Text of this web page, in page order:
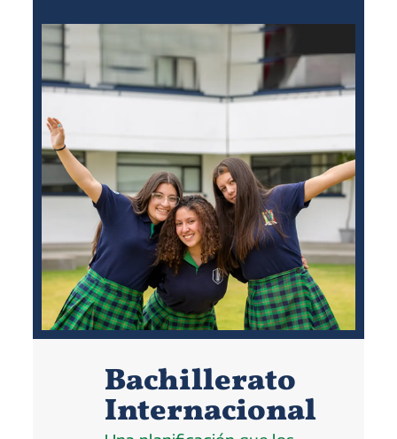
Bachillerato
Internacional